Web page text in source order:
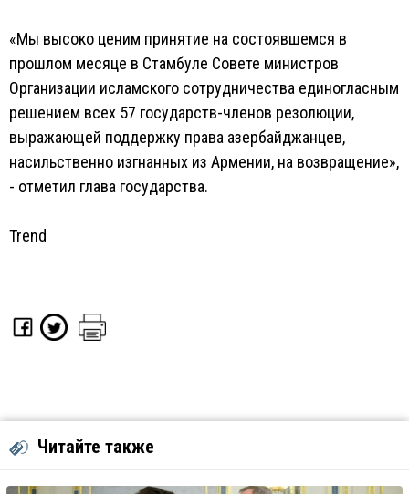
«Мы высоко ценим принятие на состоявшемся в
прошлом месяце в Стамбуле Совете министров
Организации исламского сотрудничества единогласным
решением всех 57 государств-членов резолюции,
выражающей поддержку права азербайджанцев,
насильственно изгнанных из Армении, на возвращение»,
- отметил глава государства.
Trend
Читайте также